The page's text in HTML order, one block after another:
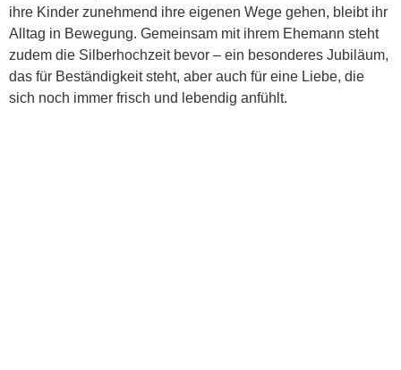
ihre Kinder zunehmend ihre eigenen Wege gehen, bleibt ihr
Alltag in Bewegung. Gemeinsam mit ihrem Ehemann steht
zudem die Silberhochzeit bevor – ein besonderes Jubiläum,
das für Beständigkeit steht, aber auch für eine Liebe, die
sich noch immer frisch und lebendig anfühlt.